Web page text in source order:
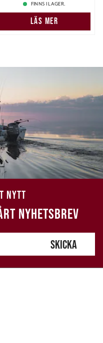
FINNS I LAGER.
LÄS MER
NYTT
NYHETSBREV
SKICKA